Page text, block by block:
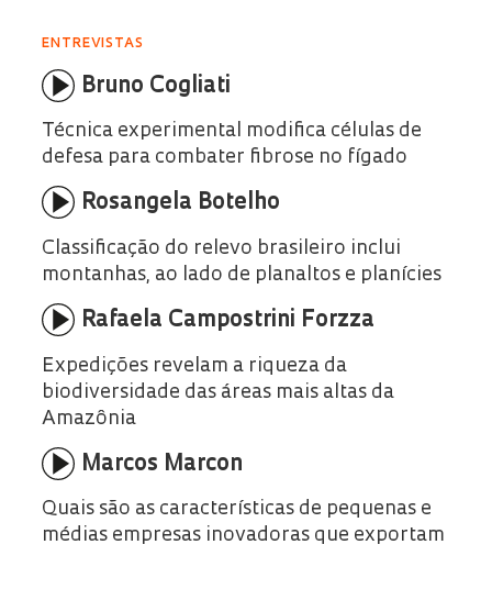
ENTREVISTAS
Bruno Cogliati
Técnica experimental modifica células de
defesa para combater fibrose no fígado
Rosangela Botelho
Classificação do relevo brasileiro inclui
montanhas, ao lado de planaltos e planícies
Rafaela Campostrini Forzza
Expedições revelam a riqueza da
biodiversidade das áreas mais altas da
Amazônia
Marcos Marcon
Quais são as características de pequenas e
médias empresas inovadoras que exportam